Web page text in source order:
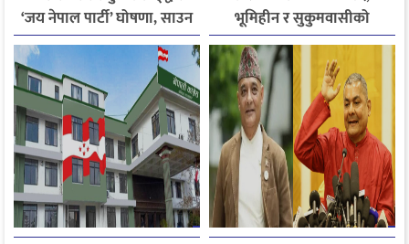
‘जय नेपाल पार्टी’ घोषणा, साउन
२८ मा आयोगमा दर्ता गर्ने तयारी
भूमिहीन र सुकुमवासीको
पुनःस्थापनाबारे जरुरी
प्रस्तावमाथि छलफल हुने